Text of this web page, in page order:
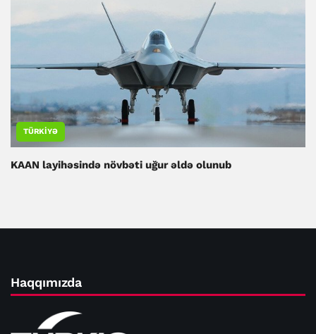
TÜRKIYƏ
KAAN layihəsində növbəti uğur əldə olunub
Haqqımızda